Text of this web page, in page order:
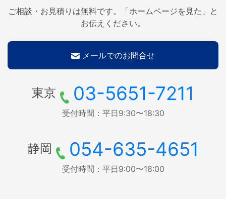
ご相談・お見積りは無料です。「ホームページを見た」と
お伝えください。
メールでのお問合せ
東京 03-5651-7211
受付時間：平日9:30〜18:30
静岡 054-635-4651
受付時間：平日9:00〜18:00